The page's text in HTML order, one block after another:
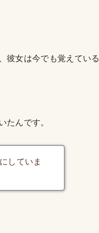
彼女は今でも覚えている
たんです。
していま